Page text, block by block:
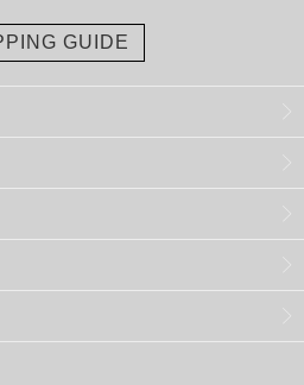
GUIDE